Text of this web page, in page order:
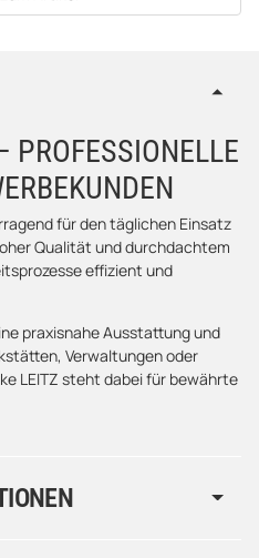
PROFESSIONELLE
für den täglichen Einsatz
Qualität und durchdachtem
effizient und
praxisnahe Ausstattung und
Verwaltungen oder
LEITZ steht dabei für bewährte